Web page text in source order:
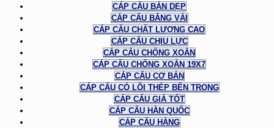
CÁP CẨU BẢN DẸP
CÁP CẨU BẰNG VẢI
CÁP CẨU CHẤT LƯỢNG CAO
CÁP CẨU CHỊU LỰC
CÁP CẨU CHỐNG XOẮN
CÁP CẨU CHỐNG XOẮN 19X7
CÁP CẨU CƠ BẢN
CÁP CẨU CÓ LÕI THÉP BÊN TRONG
CÁP CẨU GIÁ TỐT
CÁP CẨU HÀN QUỐC
CÁP CẨU HÀNG